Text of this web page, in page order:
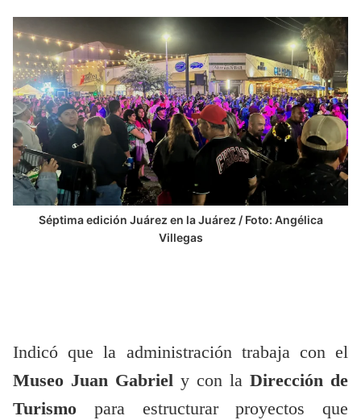
Séptima edición Juárez en la Juárez / Foto: Angélica
Villegas
Indicó que la administración trabaja con el
Museo Juan Gabriel y con la Dirección de
Turismo para estructurar proyectos que